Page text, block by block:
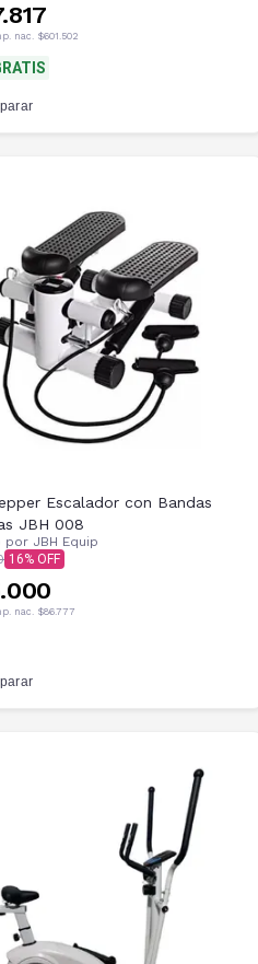
nac. $601.502
Escalador con Bandas
JBH 008
por JBH Equip
16
nac. $86.777